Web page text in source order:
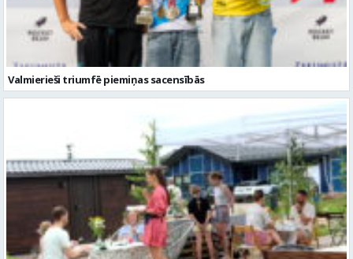
Valmierieši triumfē piemiņas sacensībās